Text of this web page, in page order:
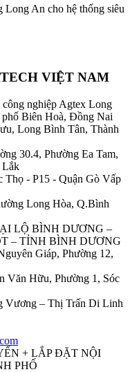
An cho hệ thống siêu
VIỆT NAM
nghiệp Agtex Long
Biên Hoà, Đồng Nai
Long Bình Tân, Thành
30.4, Phường Ea Tam,
Lắk
Thọ - P15 - Quận Gò Vấp
Long Hòa, Q.Bình
LỘ BÌNH DƯƠNG –
– TỈNH BÌNH DƯƠNG
Giáp, Phường 12,
Văn Hữu, Phường 1, Sóc
Vương – Thị Trấn Di Linh
+ LẮP ĐẶT NỘI
PHỐ